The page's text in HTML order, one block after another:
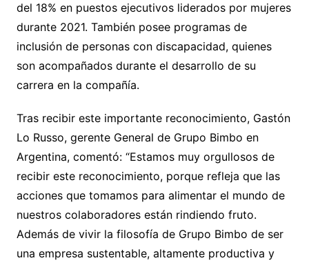
del 18% en puestos ejecutivos liderados por mujeres
durante 2021. También posee programas de
inclusión de personas con discapacidad, quienes
son acompañados durante el desarrollo de su
carrera en la compañía.
Tras recibir este importante reconocimiento, Gastón
Lo Russo, gerente General de Grupo Bimbo en
Argentina, comentó: “Estamos muy orgullosos de
recibir este reconocimiento, porque refleja que las
acciones que tomamos para alimentar el mundo de
nuestros colaboradores están rindiendo fruto.
Además de vivir la filosofía de Grupo Bimbo de ser
una empresa sustentable, altamente productiva y